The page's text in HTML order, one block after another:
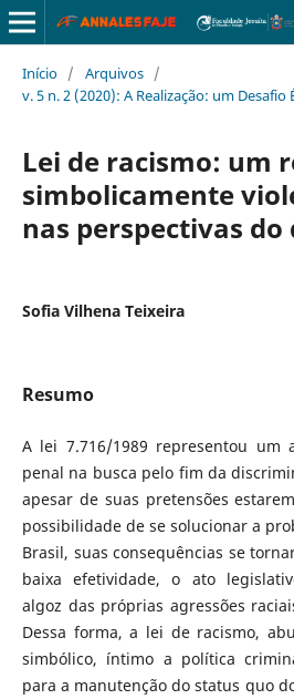
Início / Arquivos /
v. 5 n. 2 (2020): A Realização: um Desafio
Lei de racismo: um
simbolicamente
nas perspectivas
Sofia Vilhena Teixeira
Resumo
A lei 7.716/1989 representou um
penal na busca pelo fim da
apesar de suas pretensões
possibilidade de se solucionar a
Brasil, suas consequências se
baixa efetividade, o ato
algoz das próprias agressões
Dessa forma, a lei de racismo,
simbólico, íntimo a política
para a manutenção do status quo